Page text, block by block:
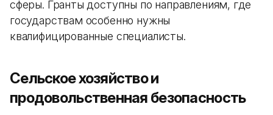
сферы. Гранты доступны по направлениям, где
государствам особенно нужны
квалифицированные специалисты.
Сельское хозяйство и
продовольственная безопасность